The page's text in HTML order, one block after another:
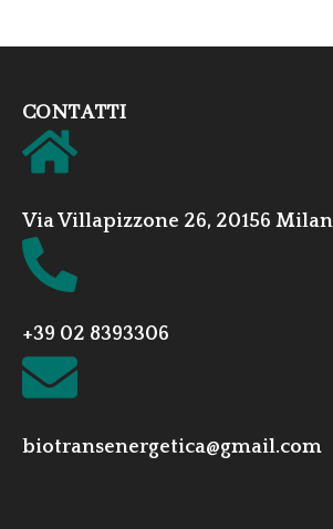
CONTATTI
Via Villapizzone 26, 20156
+39 02 8393306
biotransenergetica@gmail.com